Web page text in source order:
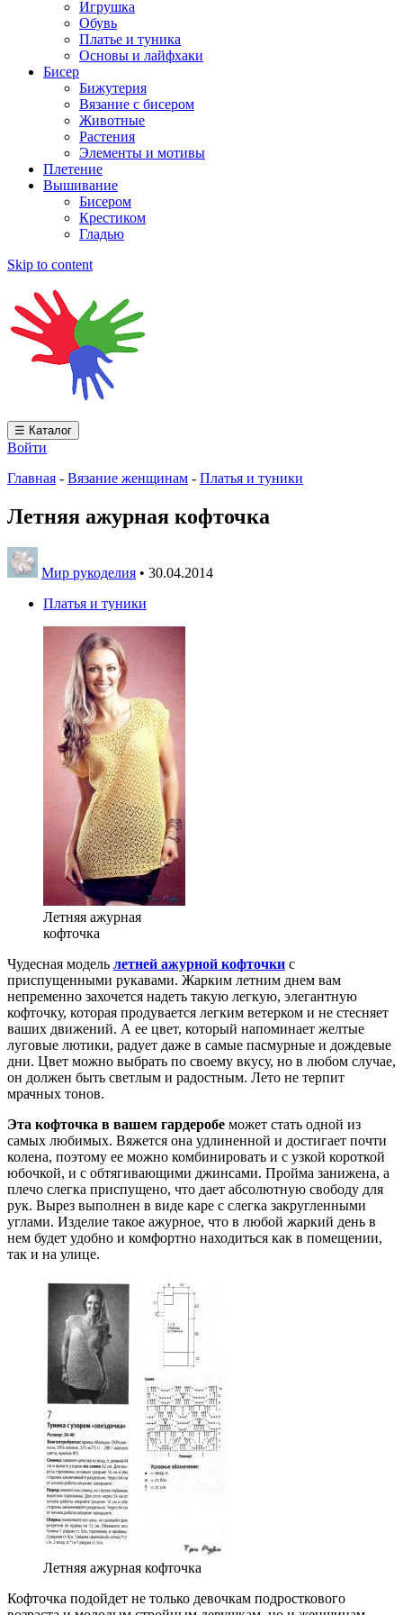
Игрушка
Обувь
Платье и туника
Основы и лайфхаки
Бисер
Бижутерия
Вязание с бисером
Животные
Растения
Элементы и мотивы
Плетение
Вышивание
Бисером
Крестиком
Гладью
Skip to content
☰ Каталог
Войти
Главная - Вязание женщинам - Платья и туники
Летняя ажурная кофточка
Мир рукоделия • 30.04.2014
Платья и туники
Летняя ажурная
кофточка
Чудесная модель летней ажурной кофточки с
приспущенными рукавами. Жарким летним днем вам
непременно захочется надеть такую легкую, элегантную
кофточку, которая продувается легким ветерком и не стесняет
ваших движений. А ее цвет, который напоминает желтые
луговые лютики, радует даже в самые пасмурные и дождевые
дни. Цвет можно выбрать по своему вкусу, но в любом случае,
он должен быть светлым и радостным. Лето не терпит
мрачных тонов.
Эта кофточка в вашем гардеробе может стать одной из
самых любимых. Вяжется она удлиненной и достигает почти
колена, поэтому ее можно комбинировать и с узкой короткой
юбочкой, и с обтягивающими джинсами. Пройма занижена, а
плечо слегка приспущено, что дает абсолютную свободу для
рук. Вырез выполнен в виде каре с слегка закругленными
углами. Изделие такое ажурное, что в любой жаркий день в
нем будет удобно и комфортно находиться как в помещении,
так и на улице.
Летняя ажурная кофточка
Кофточка подойдет не только девочкам подросткового